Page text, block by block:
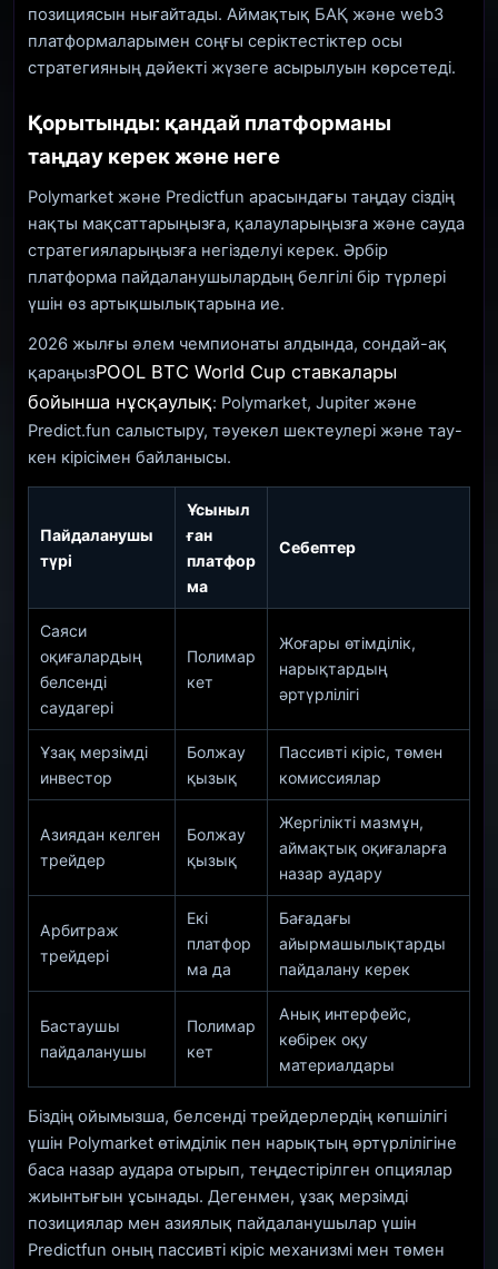
позициясын нығайтады. Аймақтық БАҚ және web3
платформаларымен соңғы серіктестіктер осы
стратегияның дәйекті жүзеге асырылуын көрсетеді.
Қорытынды: қандай платформаны
таңдау керек және неге
Polymarket және Predictfun арасындағы таңдау сіздің
нақты мақсаттарыңызға, қалауларыңызға және сауда
стратегияларыңызға негізделуі керек. Әрбір
платформа пайдаланушылардың белгілі бір түрлері
үшін өз артықшылықтарына ие.
2026 жылғы әлем чемпионаты алдында, сондай-ақ
қараңызPOOL BTC World Cup ставкалары
бойынша нұсқаулық: Polymarket, Jupiter және
Predict.fun салыстыру, тәуекел шектеулері және тау-
кен кірісімен байланысы.
Пайдаланушы
түрі
Ұсыныл
ған
платфор
ма
Себептер
Саяси
оқиғалардың
белсенді
саудагері
Полимар
кет
Жоғары өтімділік,
нарықтардың
әртүрлілігі
Ұзақ мерзімді
инвестор
Болжау
қызық
Пассивті кіріс, төмен
комиссиялар
Азиядан келген
трейдер
Болжау
қызық
Жергілікті мазмұн,
аймақтық оқиғаларға
назар аудару
Арбитраж
трейдері
Екі
платфор
ма да
Бағадағы
айырмашылықтарды
пайдалану керек
Бастаушы
пайдаланушы
Полимар
кет
Анық интерфейс,
көбірек оқу
материалдары
Біздің ойымызша, белсенді трейдерлердің көпшілігі
үшін Polymarket өтімділік пен нарықтың әртүрлілігіне
баса назар аудара отырып, теңдестірілген опциялар
жиынтығын ұсынады. Дегенмен, ұзақ мерзімді
позициялар мен азиялық пайдаланушылар үшін
Predictfun оның пассивті кіріс механизмі мен төмен